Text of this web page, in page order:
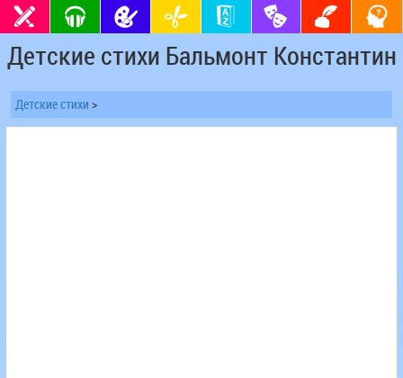
Детские стихи Бальмонт Константин
Детские стихи >